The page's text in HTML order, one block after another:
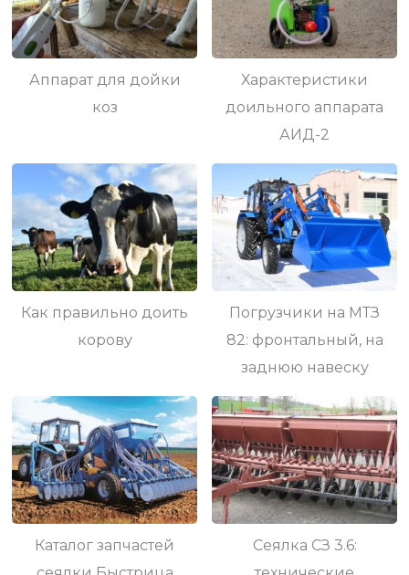
Аппарат для дойки
коз
Характеристики
доильного аппарата
АИД-2
Как правильно доить
корову
Погрузчики на МТЗ
82: фронтальный, на
заднюю навеску
Каталог запчастей
Сеялка СЗ 3.6: